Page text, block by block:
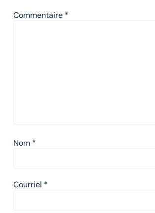
Commentaire *
Nom *
Courriel *